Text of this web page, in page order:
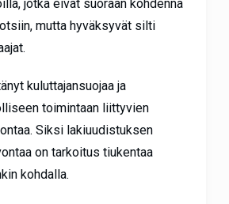
jotka eivät suoraan kohdenna
mutta hyväksyvät silti
kuluttajansuojaa ja
toimintaan liittyvien
Siksi lakiuudistuksen
on tarkoitus tiukentaa
kohdalla.